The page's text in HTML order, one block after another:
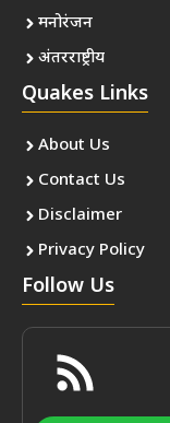
मनोरंजन
अंतरराष्ट्रीय
Quakes Links
About Us
Contact Us
Disclaimer
Privacy Policy
Follow Us